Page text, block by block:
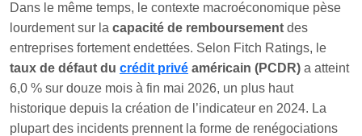
Dans le même temps, le contexte macroéconomique pèse
lourdement sur la capacité de remboursement des
entreprises fortement endettées. Selon Fitch Ratings, le
taux de défaut du crédit privé américain (PCDR) a atteint
6,0 % sur douze mois à fin mai 2026, un plus haut
historique depuis la création de l’indicateur en 2024. La
plupart des incidents prennent la forme de renégociations